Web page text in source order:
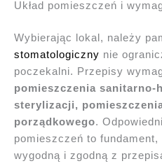
Układ pomieszczeń i
Wybierając lokal, należy
stomatologiczny nie
poczekalni. Przepisy
pomieszczenia sanitarno-
sterylizacji,
porządkowego.
pomieszczeń to
wygodną i zgodną z